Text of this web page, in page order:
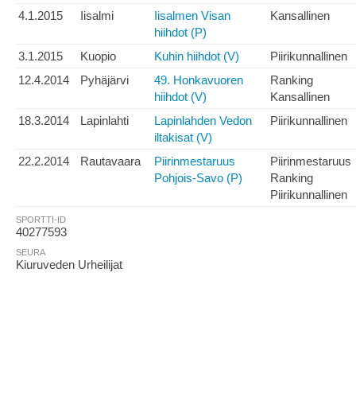
4.1.2015
Iisalmi
Iisalmen Visan
hiihdot (P)
Kansallinen
3.1.2015 Kuopio Kuhin hiihdot (V)
Piirikunnallinen
12.4.2014
Pyhäjärvi
49. Honkavuoren
hiihdot (V)
Ranking
Kansallinen
18.3.2014
Lapinlahti
Lapinlahden Vedon
iltakisat (V)
Piirikunnallinen
22.2.2014 Rautavaara
Piirinmestaruus
Pohjois-Savo (P)
Piirinmestaruus
Ranking
Piirikunnallinen
SPORTTI-ID
40277593
SEURA
Kiuruveden Urheilijat